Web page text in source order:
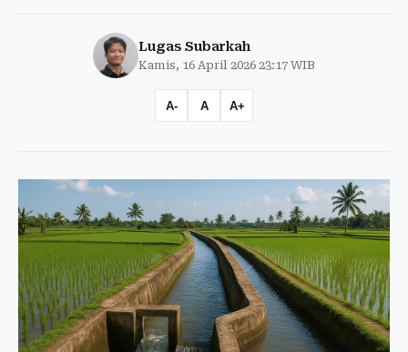
Lugas Subarkah
Kamis, 16 April 2026 23:17 WIB
A- A A+